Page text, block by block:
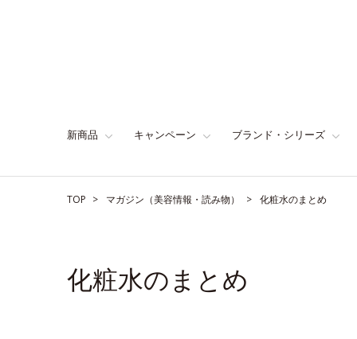
新商品 キャンペーン ブランド・シリーズ
TOP マガジン（美容情報・読み物） 化粧水のまとめ
化粧水のまとめ